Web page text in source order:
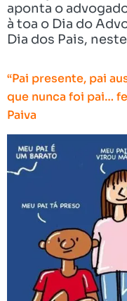
aponta o
à toa o Dia do
Dia dos Pais,
“Pai presente, pai
que nunca foi pai…
Paiva